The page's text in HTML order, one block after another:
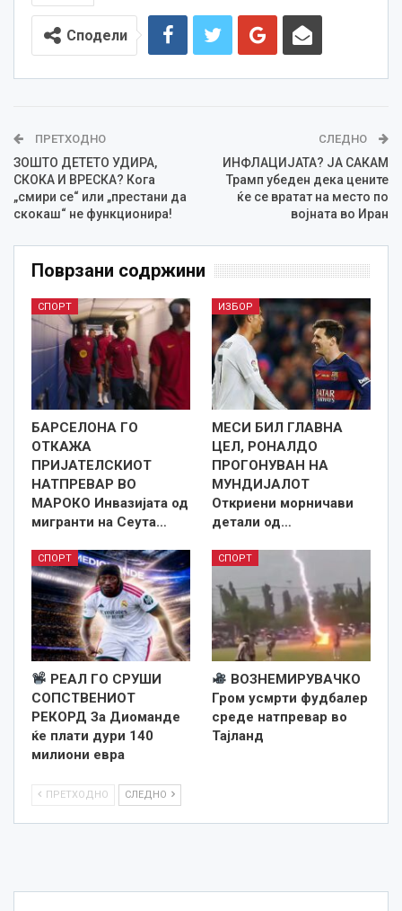
Сподели
ПРЕТХОДНО
ЗОШТО ДЕТЕТО УДИРА,
СКОКА И ВРЕСКА? Кога
„смири се“ или „престани да
скокаш“ не функционира!
СЛЕДНО
ИНФЛАЦИЈАТА? ЈА САКАМ
Трамп убеден дека цените
ќе се вратат на место по
војната во Иран
Поврзани содржини
СПОРТ
БАРСЕЛОНА ГО
ОТКАЖА
ПРИЈАТЕЛСКИОТ
НАТПРЕВАР ВО
МАРОКО Инвазијата од
мигранти на Сеута…
ИЗБОР
МЕСИ БИЛ ГЛАВНА
ЦЕЛ, РОНАЛДО
ПРОГОНУВАН НА
МУНДИЈАЛОТ
Откриени морничави
детали од…
СПОРТ
РЕАЛ ГО СРУШИ
СОПСТВЕНИОТ
РЕКОРД За Диоманде
ќе плати дури 140
милиони евра
СПОРТ
ВОЗНЕМИРУВАЧКО
Гром усмрти фудбалер
среде натпревар во
Тајланд
ПРЕТХОДНО СЛЕДНО